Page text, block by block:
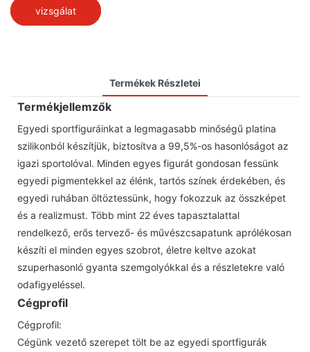
vizsgálat
Termékek Részletei
Termékjellemzők
Egyedi sportfiguráinkat a legmagasabb minőségű platina
szilikonból készítjük, biztosítva a 99,5%-os hasonlóságot az
igazi sportolóval. Minden egyes figurát gondosan fessünk
egyedi pigmentekkel az élénk, tartós színek érdekében, és
egyedi ruhában öltöztessünk, hogy fokozzuk az összképet
és a realizmust. Több mint 22 éves tapasztalattal
rendelkező, erős tervező- és művészcsapatunk aprólékosan
készíti el minden egyes szobrot, életre keltve azokat
szuperhasonló gyanta szemgolyókkal és a részletekre való
odafigyeléssel.
Cégprofil
Cégprofil:
Cégünk vezető szerepet tölt be az egyedi sportfigurák